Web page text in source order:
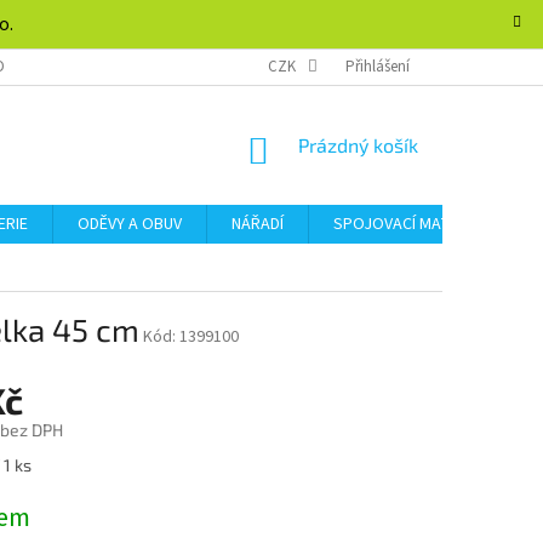
OCHRANY OSOBNÍCH ÚDAJŮ FORMULÁŘ PRO ODSTOUPENÍ
CZK Přihlášení
NÁKUPNÍ
Prázdný košík
ODĚVY A OBUV NÁŘADÍ SPOJOVACÍ MATERIÁL
45 cm Kód: 1399100
DPH
ks